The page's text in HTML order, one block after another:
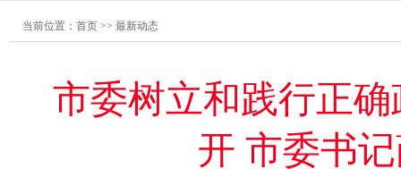
当前位置： 首页 >> 最新动态
市委树立和践行正
开 市委书